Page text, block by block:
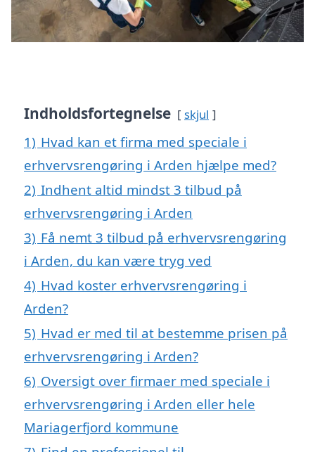
Indholdsfortegnelse skjul
1) Hvad kan et firma med speciale i
erhvervsrengøring i Arden hjælpe med?
2) Indhent altid mindst 3 tilbud på
erhvervsrengøring i Arden
3) Få nemt 3 tilbud på erhvervsrengøring
i Arden, du kan være tryg ved
4) Hvad koster erhvervsrengøring i
Arden?
5) Hvad er med til at bestemme prisen på
erhvervsrengøring i Arden?
6) Oversigt over firmaer med speciale i
erhvervsrengøring i Arden eller hele
Mariagerfjord kommune